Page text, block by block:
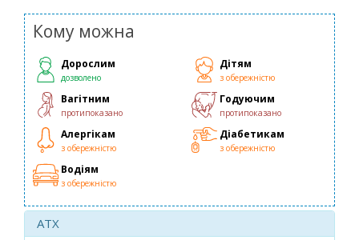
Кому можна
Дорослим
дозволено
Дітям
з обережністю
Вагітним
протипоказано
Годуючим
протипоказано
Алергікам
з обережністю
Діабетикам
з обережністю
Водіям
з обережністю
ATX